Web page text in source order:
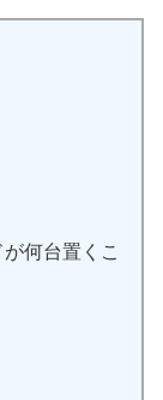
何台置くこ